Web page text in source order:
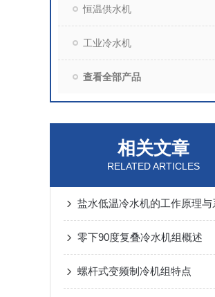
恒温供水机
工业冷水机
查看全部产品
相关文章
RELATED ARTICLES
零下90度复叠冷水机组概述
螺杆式变频制冷机组特点